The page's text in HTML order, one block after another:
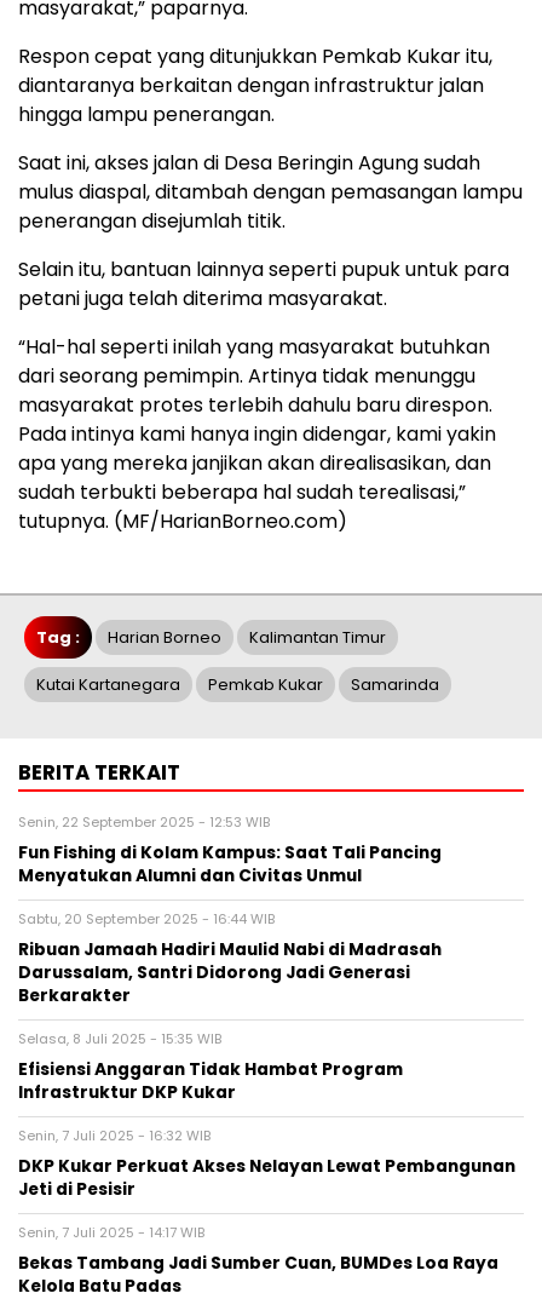
masyarakat,” paparnya.
Respon cepat yang ditunjukkan Pemkab Kukar itu,
diantaranya berkaitan dengan infrastruktur jalan
hingga lampu penerangan.
Saat ini, akses jalan di Desa Beringin Agung sudah
mulus diaspal, ditambah dengan pemasangan lampu
penerangan disejumlah titik.
Selain itu, bantuan lainnya seperti pupuk untuk para
petani juga telah diterima masyarakat.
“Hal-hal seperti inilah yang masyarakat butuhkan
dari seorang pemimpin. Artinya tidak menunggu
masyarakat protes terlebih dahulu baru direspon.
Pada intinya kami hanya ingin didengar, kami yakin
apa yang mereka janjikan akan direalisasikan, dan
sudah terbukti beberapa hal sudah terealisasi,”
tutupnya. (MF/HarianBorneo.com)
Tag : Harian Borneo Kalimantan Timur
Kutai Kartanegara Pemkab Kukar Samarinda
BERITA TERKAIT
Senin, 22 September 2025 - 12:53 WIB
Fun Fishing di Kolam Kampus: Saat Tali Pancing
Menyatukan Alumni dan Civitas Unmul
Sabtu, 20 September 2025 - 16:44 WIB
Ribuan Jamaah Hadiri Maulid Nabi di Madrasah
Darussalam, Santri Didorong Jadi Generasi
Berkarakter
Selasa, 8 Juli 2025 - 15:35 WIB
Efisiensi Anggaran Tidak Hambat Program
Infrastruktur DKP Kukar
Senin, 7 Juli 2025 - 16:32 WIB
DKP Kukar Perkuat Akses Nelayan Lewat Pembangunan
Jeti di Pesisir
Senin, 7 Juli 2025 - 14:17 WIB
Bekas Tambang Jadi Sumber Cuan, BUMDes Loa Raya
Kelola Batu Padas